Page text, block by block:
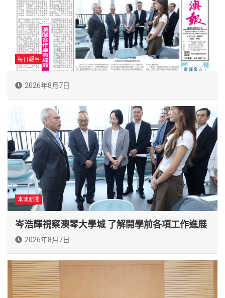
每日報章
2026年8月7日
本澳新聞
岑浩輝視察澳琴大學城 了解開學前各項工作進展
2026年8月7日